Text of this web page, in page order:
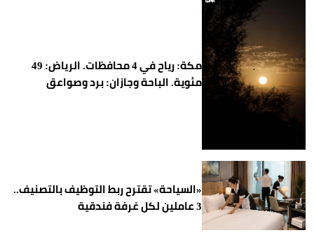
مكة: رياح في 4 محافظات. الرياض: 49
مئوية. الباحة وجازان: برد وصواعق
«السياحة» تقترح ربط التوظيف بالتصنيف..
3 عاملين لكل غرفة فندقية